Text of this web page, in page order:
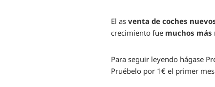
El asventa de coches
crecimiento fue muchos más
Para seguir leyendo hágase
Pruébelo por 1€ el primer mes